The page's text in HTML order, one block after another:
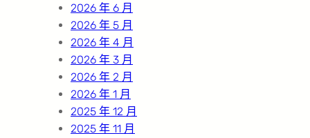
2026 年 6 月
2026 年 5 月
2026 年 4 月
2026 年 3 月
2026 年 2 月
2026 年 1 月
2025 年 12 月
2025 年 11 月